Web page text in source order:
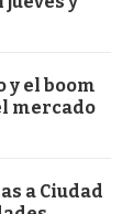
y el boom
mercado
a Ciudad